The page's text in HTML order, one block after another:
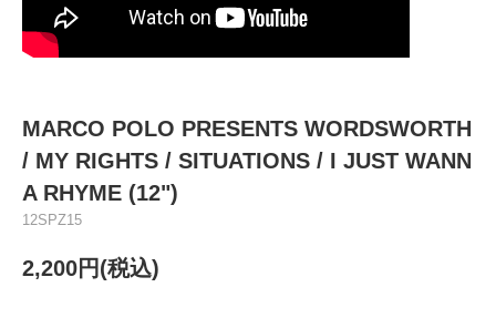
MARCO POLO PRESENTS WORDSWORTH
/ MY RIGHTS / SITUATIONS / I JUST WANN
A RHYME (12")
12SPZ15
2,200円(税込)